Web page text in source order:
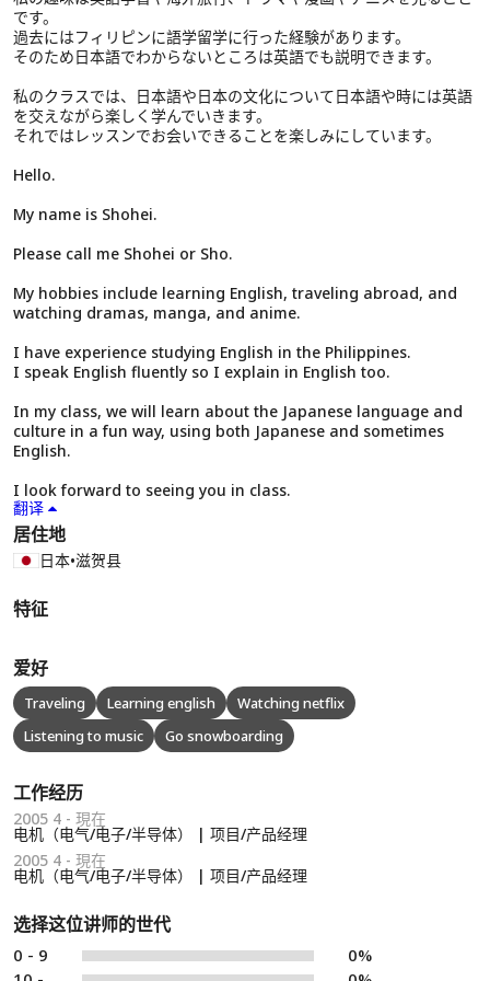
です。
過去にはフィリピンに語学留学に行った経験があります。
そのため日本語でわからないところは英語でも説明できます。
私のクラスでは、日本語や日本の文化について日本語や時には英語
を交えながら楽しく学んでいきます。
それではレッスンでお会いできることを楽しみにしています。
Hello.
My name is Shohei.
Please call me Shohei or Sho.
My hobbies include learning English, traveling abroad, and
watching dramas, manga, and anime.
I have experience studying English in the Philippines.
I speak English fluently so I explain in English too.
In my class, we will learn about the Japanese language and
culture in a fun way, using both Japanese and sometimes
English.
I look forward to seeing you in class.
翻译
居住地
日本•滋贺县
特征
爱好
Traveling Learning english
Watching netflix
Listening to music
Go snowboarding
工作经历
2005 4 - 現在
电机（电气/电子/半导体） | 项目/产品经理
2005 4 - 現在
电机（电气/电子/半导体） | 项目/产品经理
选择这位讲师的世代
0 - 9
0%